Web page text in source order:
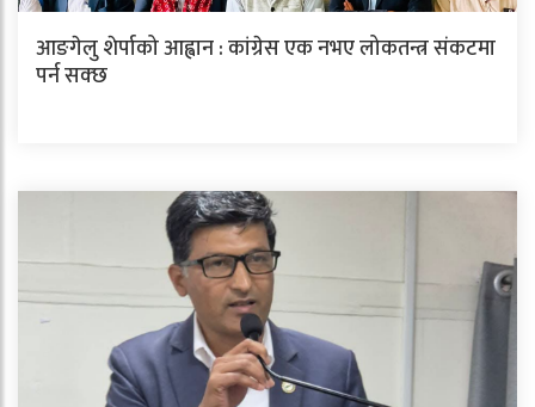
आङगेलु शेर्पाको आह्वान : कांग्रेस एक नभए लोकतन्त्र संकटमा
पर्न सक्छ